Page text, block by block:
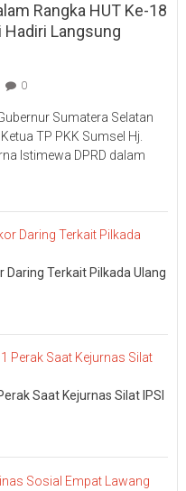
Rangka HUT Ke-18
Hadiri Langsung
0
Sumatera Selatan
TP PKK Sumsel Hj.
Istimewa DPRD dalam
Daring Terkait Pilkada Ulang
Saat Kejurnas Silat IPSI